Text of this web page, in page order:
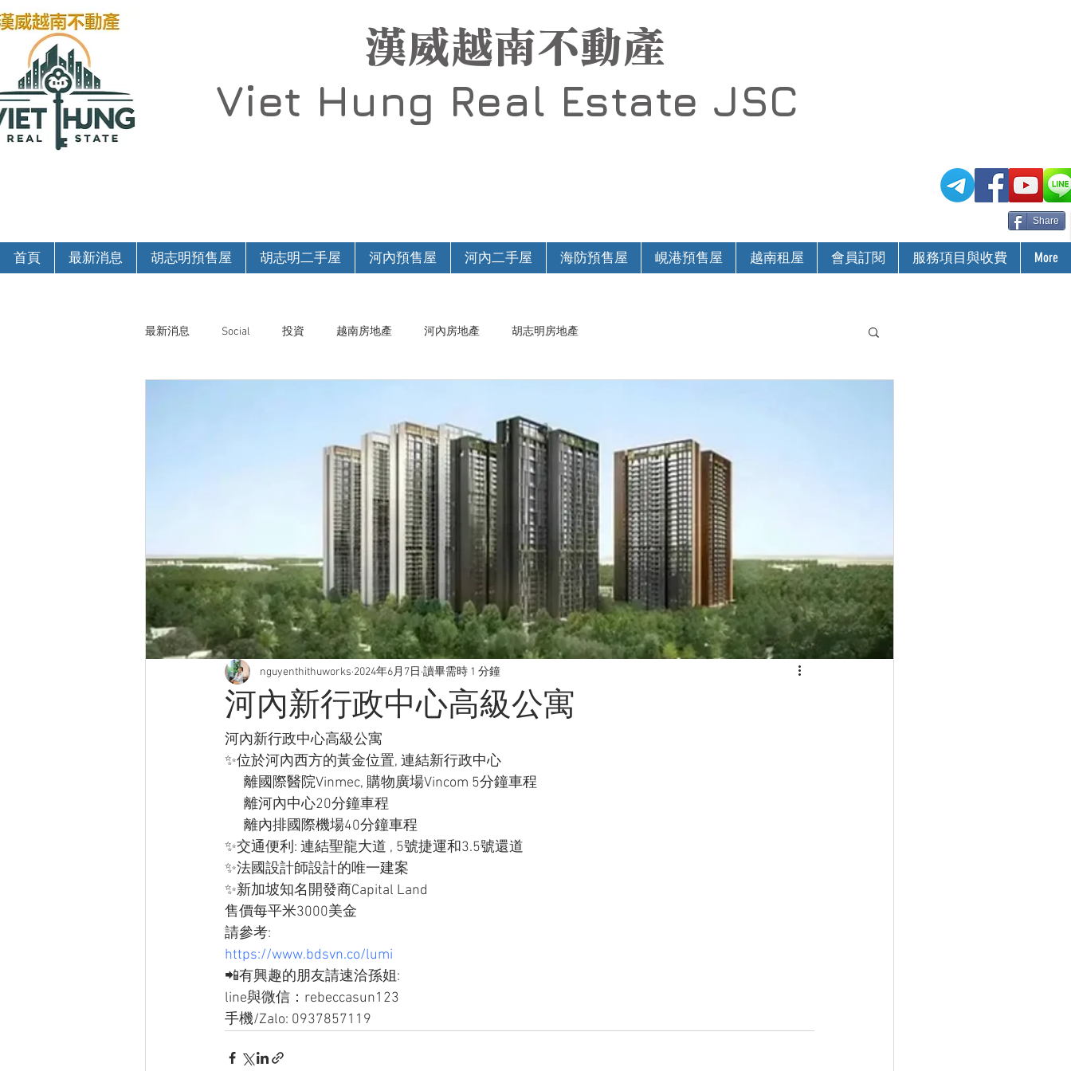
漢威越南不動產
Viet Hung Real Estate JSC
Share
首頁 最新消息 胡志明預售屋 胡志明二手屋 河內預售屋 河內二手屋 海防預售屋 峴港預售屋 越南租屋 會員訂閱 服務項目與收費 More
最新消息 Social 投資 越南房地產 河內房地產 胡志明房地產
河內新行政中心高級公寓
nguyenthithuworks 2024年6月7日 讀畢需時 1 分鐘
河內新行政中心高級公寓
✨位於河內西方的黃金位置, 連結新行政中心
      離國際醫院Vinmec, 購物廣場Vincom 5分鐘車程
      離河內中心20分鐘車程
      離內排國際機場40分鐘車程
✨交通便利: 連結聖龍大道 , 5號捷運和3.5號還道
✨法國設計師設計的唯一建案
✨新加坡知名開發商Capital Land
售價每平米3000美金
請參考:
https://www.bdsvn.co/lumi
📲有興趣的朋友請速洽孫姐:
line與微信：rebeccasun123
手機/Zalo: 0937857119